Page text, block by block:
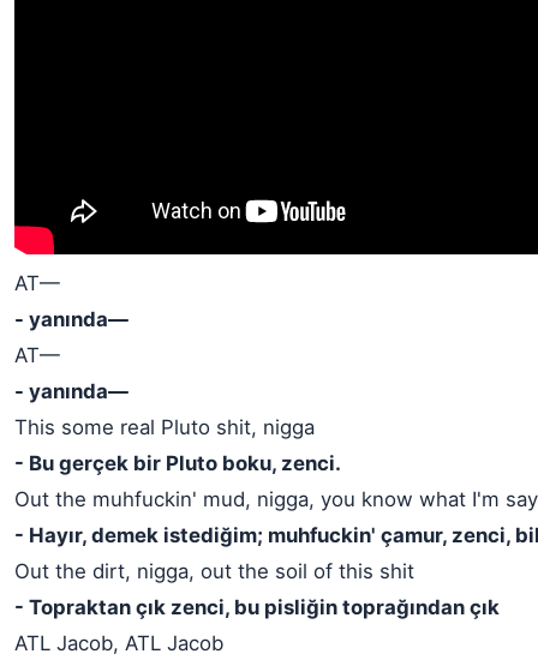
AT—
- yanında—
AT—
- yanında—
This some real Pluto shit, nigga
- Bu gerçek bir Pluto boku, zenci.
Out the muhfuckin' mud, nigga, you know what I'm
- Hayır, demek istediğim; muhfuckin' çamur, zenci,
Out the dirt, nigga, out the soil of this shit
- Topraktan çık zenci, bu pisliğin toprağından çık
ATL Jacob, ATL Jacob